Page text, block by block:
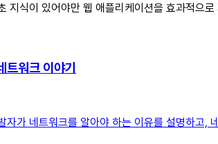
지식이 있어야만 웹 애플리케이션을 효과적으
워크 이야기
자가 네트워크를 알아야 하는 이유를 설명하고,